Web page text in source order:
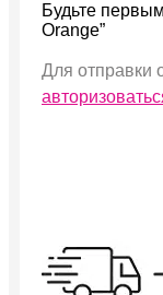
Будьте
Orange”
Для отправки